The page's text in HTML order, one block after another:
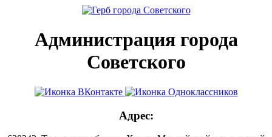
Администрация города
Советского
Адрес: